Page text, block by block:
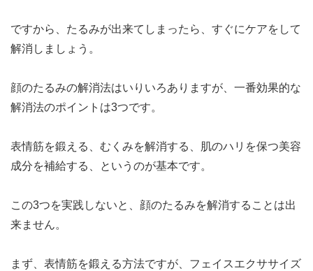
ですから、たるみが出来てしまったら、すぐにケアをして
解消しましょう。
顔のたるみの解消法はいりいろありますが、一番効果的な
解消法のポイントは3つです。
表情筋を鍛える、むくみを解消する、肌のハリを保つ美容
成分を補給する、というのが基本です。
この3つを実践しないと、顔のたるみを解消することは出
来ません。
まず、表情筋を鍛える方法ですが、フェイスエクササイズ